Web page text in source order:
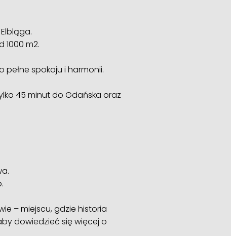
1000 m2.
pełne spokoju i harmonii.
45 minut do Gdańska oraz
– miejscu, gdzie historia
dowiedzieć się więcej o